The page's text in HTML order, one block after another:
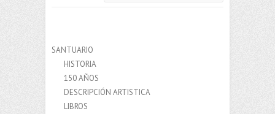
SANTUARIO
HISTORIA
150 AÑOS
DESCRIPCIÓN ARTISTICA
LIBROS